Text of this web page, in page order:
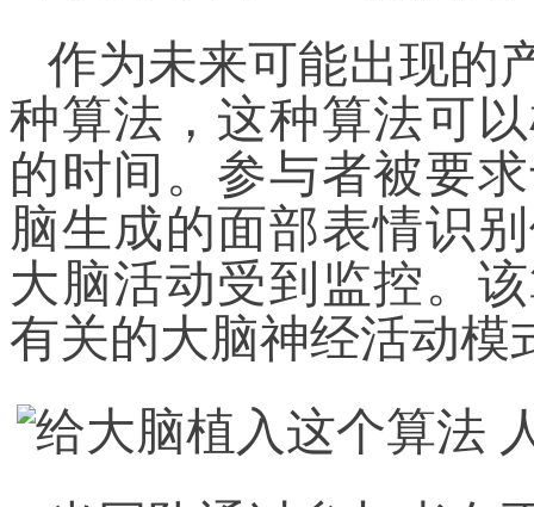
作为未来可能出现的
种算法，这种算法可
的时间。参与者被要
脑生成的面部表情识
大脑活动受到监控。
有关的大脑神经活动模